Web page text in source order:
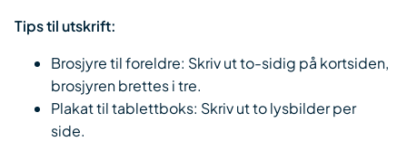
Tips til utskrift:
Brosjyre til foreldre: Skriv ut to-sidig på kortsiden,
brosjyren brettes i tre.
Plakat til tablettboks: Skriv ut to lysbilder per
side.